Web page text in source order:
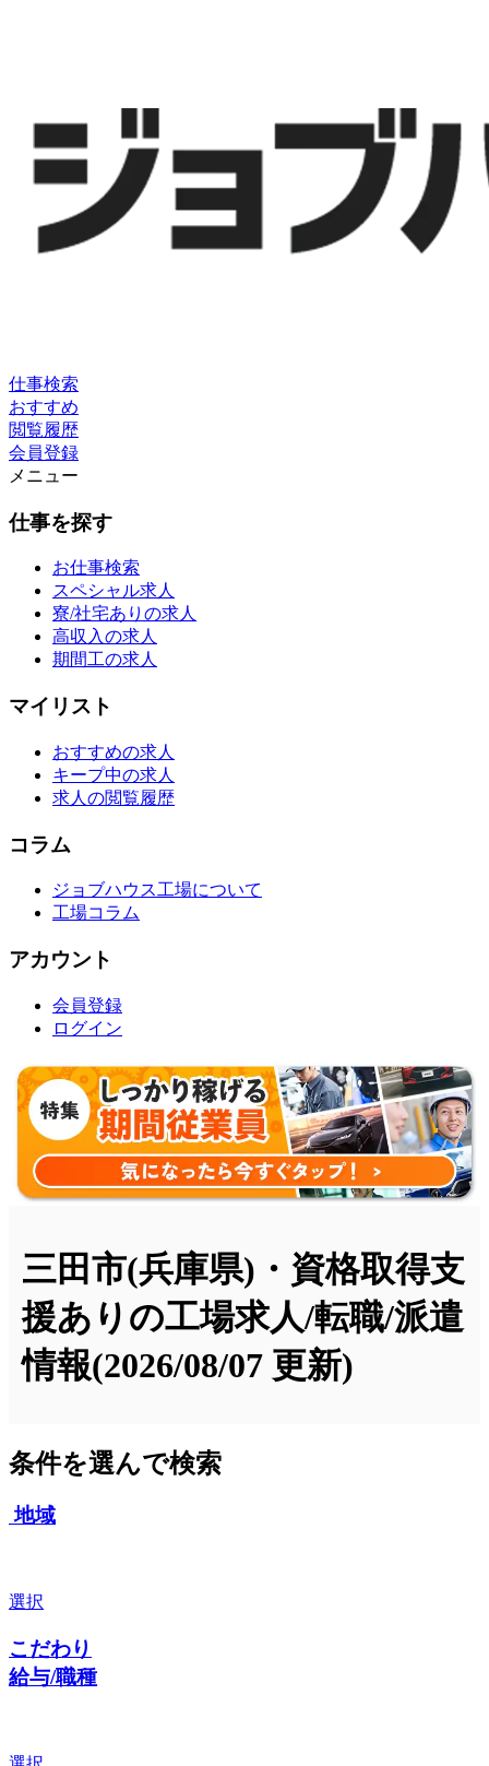
仕事検索
おすすめ
閲覧履歴
会員登録
メニュー
仕事を探す
お仕事検索
スペシャル求人
寮/社宅ありの求人
高収入の求人
期間工の求人
マイリスト
おすすめの求人
キープ中の求人
求人の閲覧履歴
コラム
ジョブハウス工場について
工場コラム
アカウント
会員登録
ログイン
三田市(兵庫県)・資格取得支
援ありの工場求人/転職/派遣
情報(2026/08/07 更新)
条件を選んで検索
地域
選択
こだわり
給与/職種